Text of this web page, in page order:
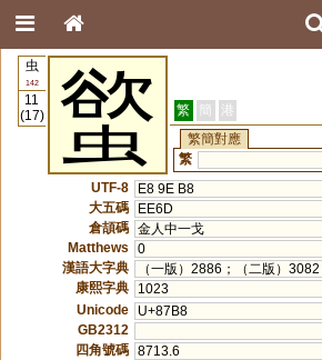
虫
142
11
(17)
螸 繁 簡 港
繁簡對應
繁
UTF-8
E8 9E B8
大五碼
EE6D
倉頡碼 金人中一戈
Matthews
0
漢語大字典
（一版）2886；（二版）3082
康熙字典
1023
Unicode
U+87B8
GB2312
四角號碼 8713.6